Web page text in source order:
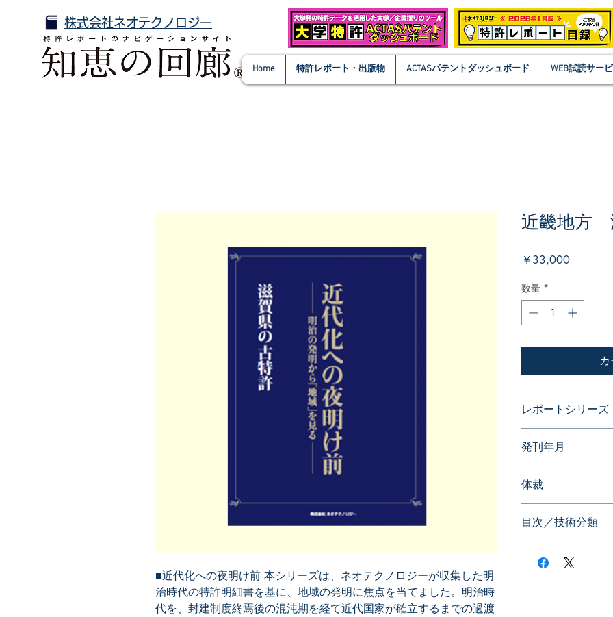
株式会社ネオテクノロジー
Home 特許レポート・出版物 ACTASパテントダッシュボード WEB試読サー
■近代化への夜明け前 本シリーズは、ネオテクノロジーが収集した明
治時代の特許明細書を基に、地域の発明に焦点を当てました。明治時
代を、封建制度終焉後の混沌期を経て近代国家が確立するまでの過渡
近畿地方
￥33,000価
数量 *
レポートシリーズ
発刊年月
体裁
目次／技術分類